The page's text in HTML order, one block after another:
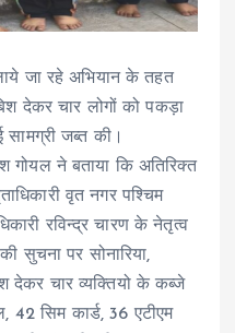
जा रहे अभियान के तहत
देकर चार लोगों को पकड़ा
जब्त की।
गोयल ने बताया कि अतिरिक्त
वृत नगर पश्चिम
रविन्द्र चारण के नेतृत्व
सुचना पर सोनारिया,
देकर चार व्यक्तियो के कब्जे
42 सिम कार्ड, 36 एटीएम